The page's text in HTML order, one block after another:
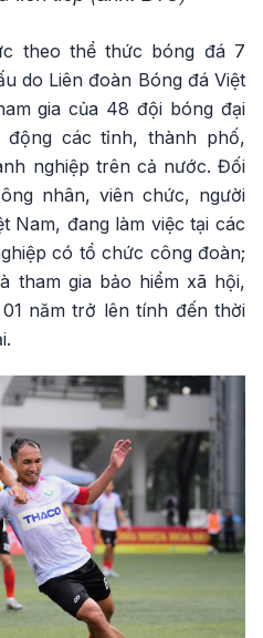
theo thể thức bóng đá 7
do Liên đoàn Bóng đá Việt
gia của 48 đội bóng đại
động các tỉnh, thành phố,
nghiệp trên cả nước. Đối
nhân, viên chức, người
Nam, đang làm việc tại các
có tổ chức công đoàn;
tham gia bảo hiểm xã hội,
năm trở lên tính đến thời